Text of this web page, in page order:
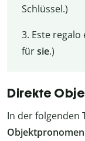
Schlüssel.)
3. Este regalo
fürsie.)
Direkte
In der folgenden